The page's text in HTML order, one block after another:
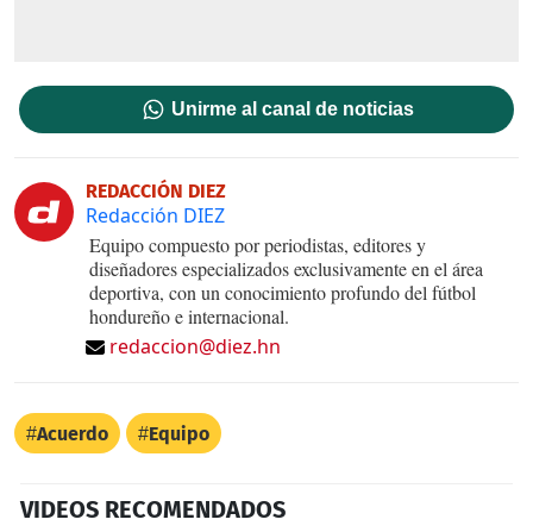
Unirme al canal de noticias
REDACCIÓN DIEZ
Redacción DIEZ
Equipo compuesto por periodistas, editores y
diseñadores especializados exclusivamente en el área
deportiva, con un conocimiento profundo del fútbol
hondureño e internacional.
redaccion@diez.hn
Acuerdo Equipo
VIDEOS RECOMENDADOS